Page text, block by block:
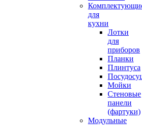
для
кухни
Лотки
для
приборов
Планки
Плинтуса
Мойки
Стеновые
панели
(фартуки)
Mодульные